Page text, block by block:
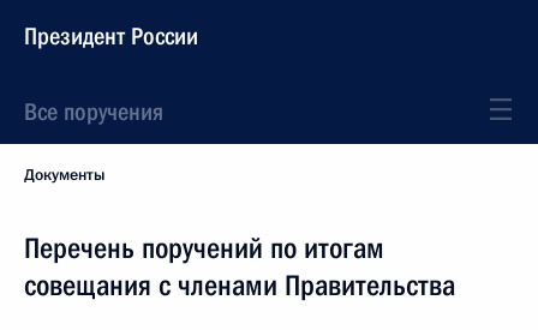
Президент России
Все поручения
Документы
Перечень поручений по итогам
совещания с членами Правительства